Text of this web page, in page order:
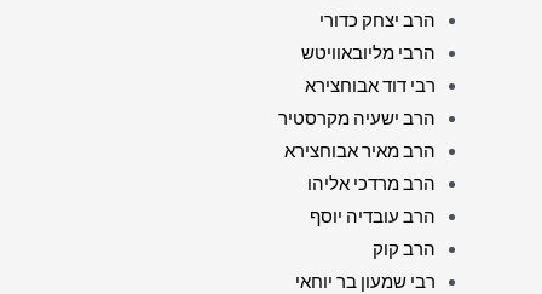
הרב יצחק כדורי
הרבי מליובאוויטש
רבי דוד אבוחצירא
הרב ישעיה מקרסטיר
הרב מאיר אבוחצירא
הרב מרדכי אליהו
הרב עובדיה יוסף
הרב קוק
רבי שמעון בר יוחאי